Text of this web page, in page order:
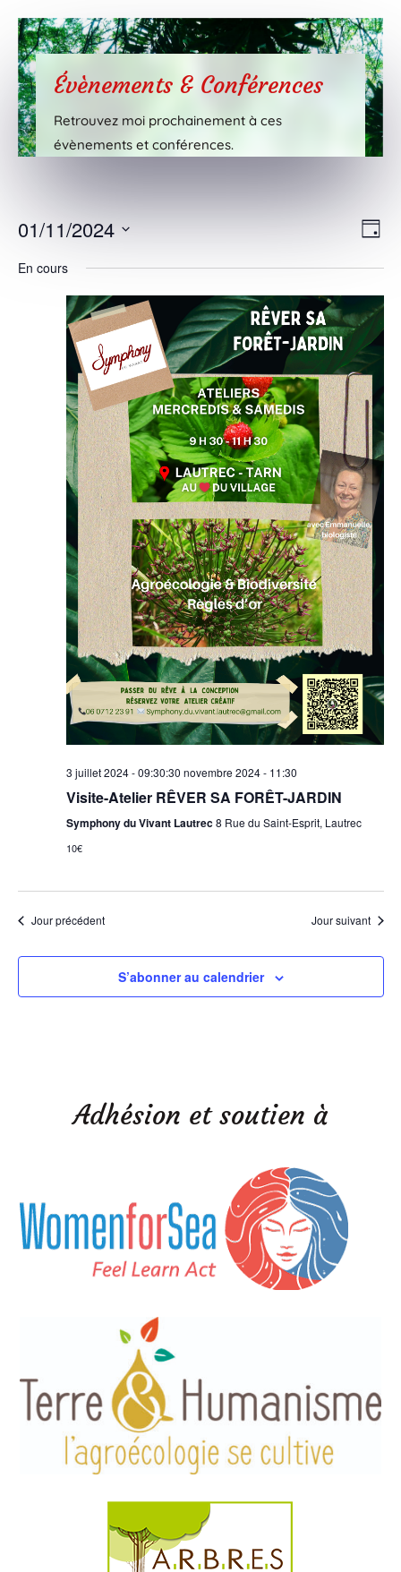
Évènements & Conférences
Retrouvez moi prochainement à ces
évènements et conférences.
de
Jour
01/11/2024
une
En cours
3 juillet 2024 - 09:30:30 novembre 2024 - 11:30
Visite-Atelier RÊVER SA FORÊT-JARDIN
Symphony du Vivant Lautrec8 Rue du Saint-Esprit, Lautrec
10€
Jour précédent Jour suivant
S’abonner au calendrier
Adhésion et soutien à